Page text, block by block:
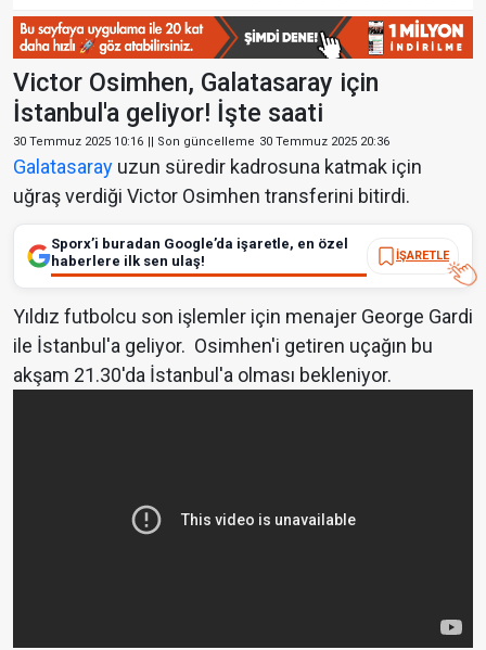
Victor Osimhen, Galatasaray için
İstanbul'a geliyor! İşte saati
30 Temmuz 2025 10:16 || Son güncelleme 30 Temmuz 2025 20:36
Galatasaray uzun süredir kadrosuna katmak için
uğraş verdiği Victor Osimhen transferini bitirdi.
Sporx’i buradan Google’da işaretle, en özel
haberlere ilk sen ulaş!
İŞARETLE
Yıldız futbolcu son işlemler için menajer George Gardi
ile İstanbul'a geliyor. Osimhen'i getiren uçağın bu
akşam 21.30'da İstanbul'a olması bekleniyor.